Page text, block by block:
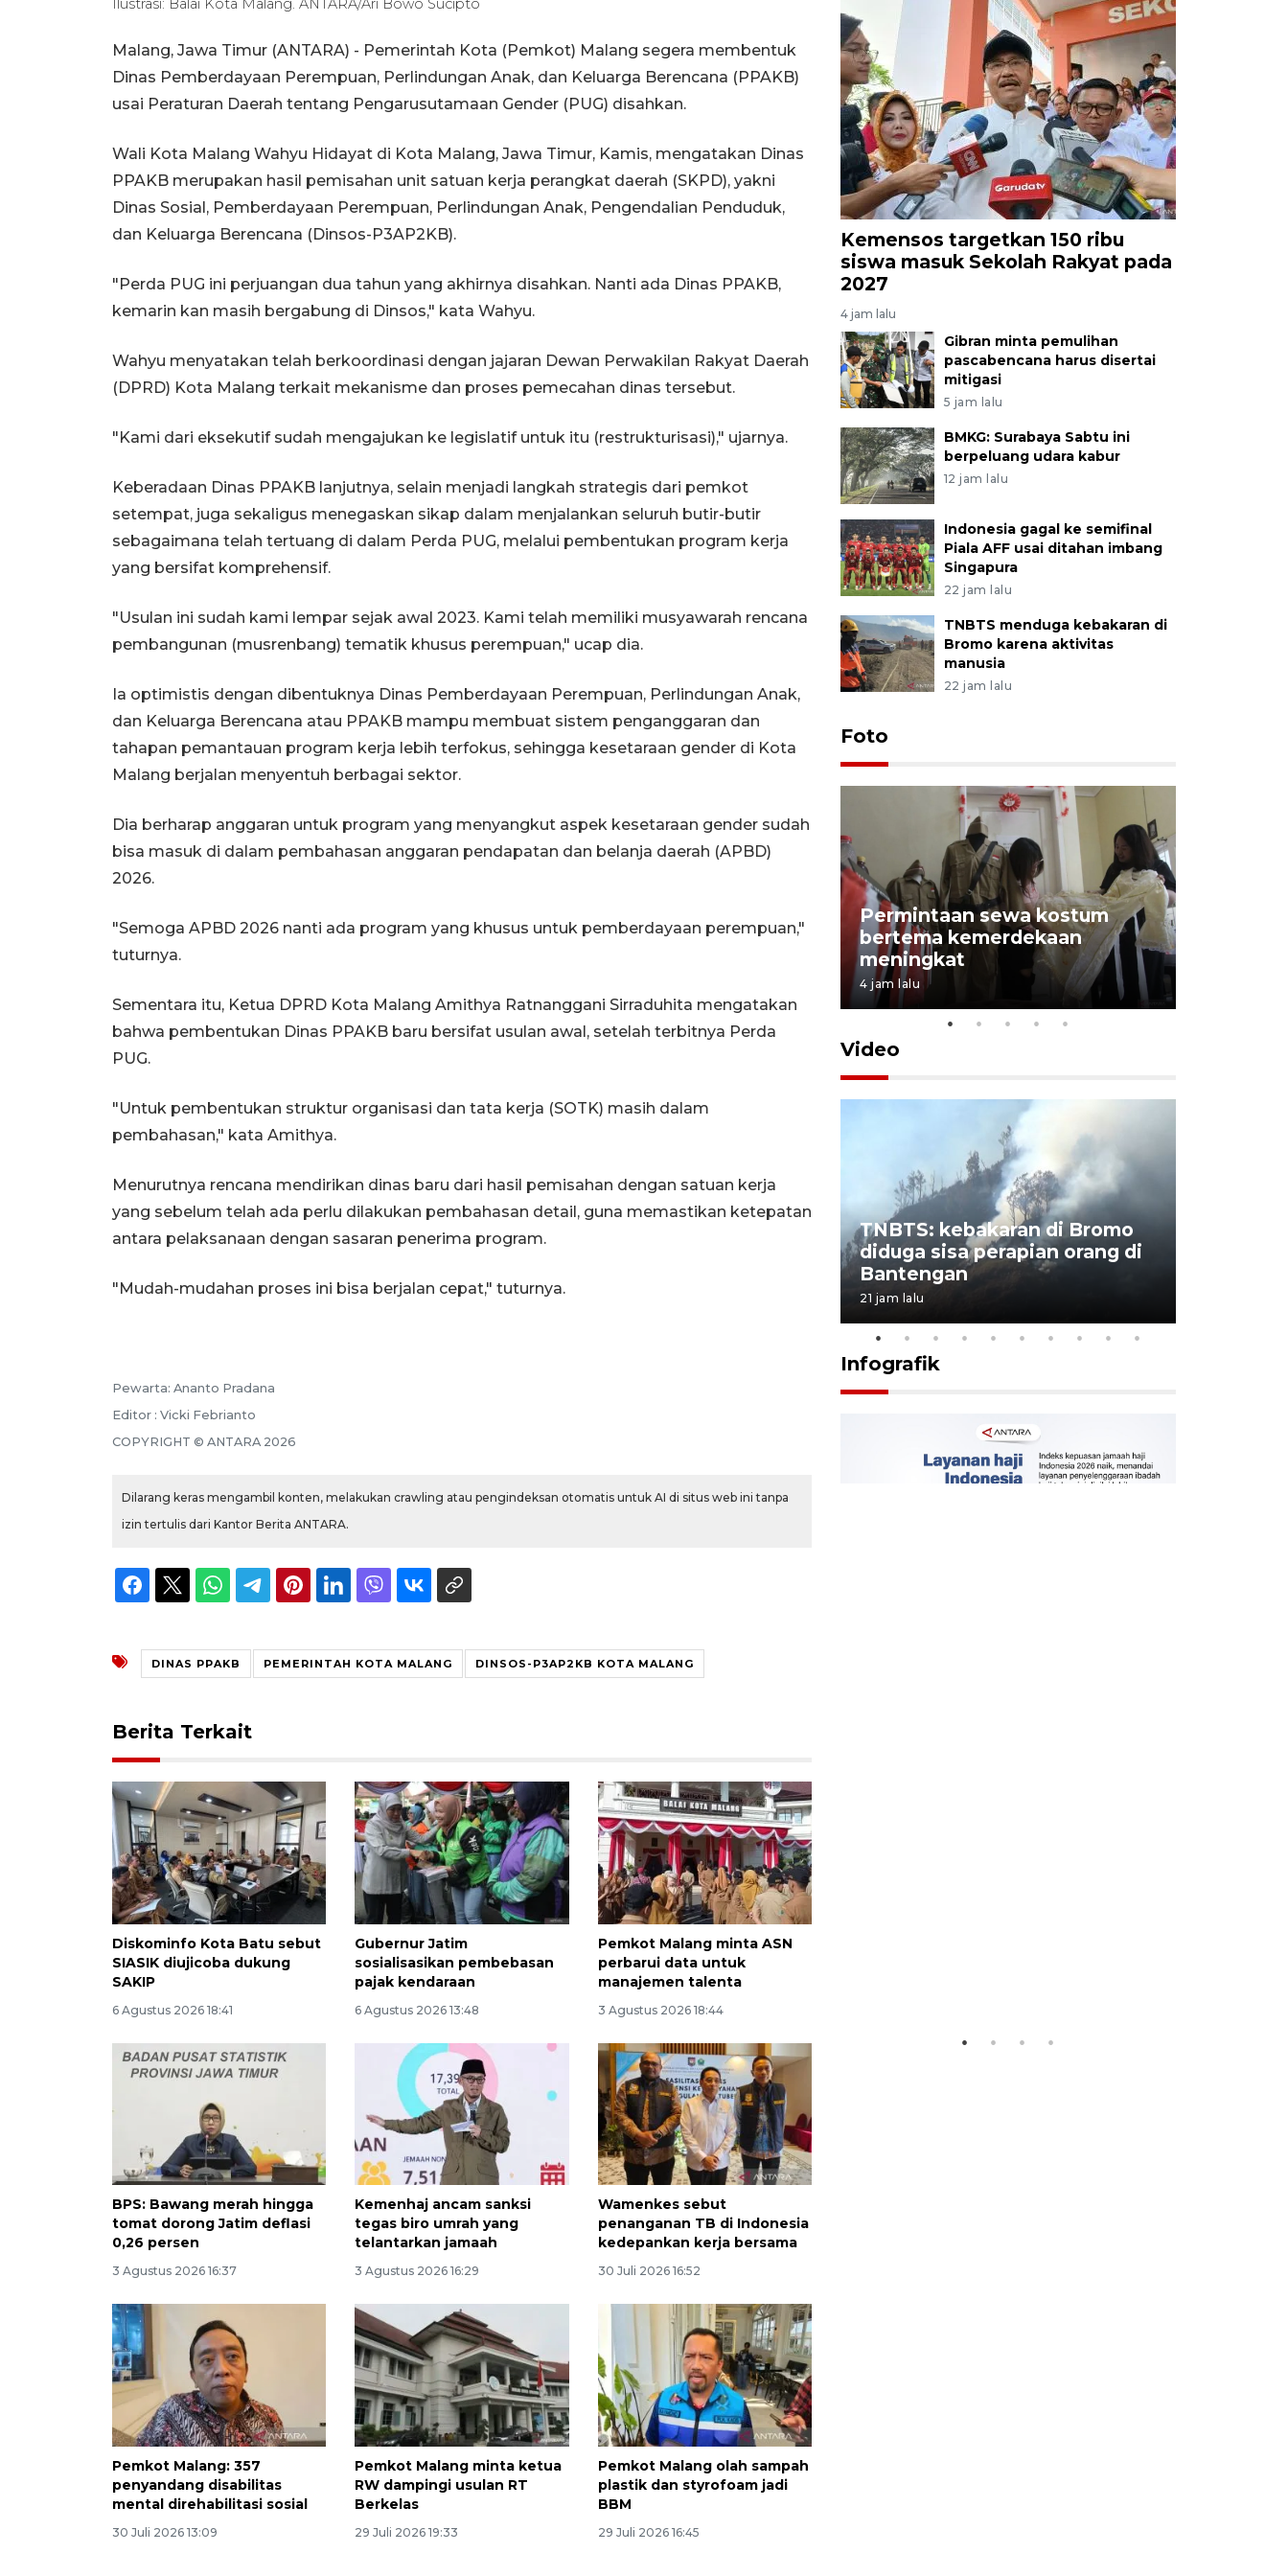
Ilustrasi: Balai Kota Malang. ANTARA/Ari Bowo Sucipto
Malang, Jawa Timur (ANTARA) - Pemerintah Kota (Pemkot) Malang segera membentuk
Dinas Pemberdayaan Perempuan, Perlindungan Anak, dan Keluarga Berencana (PPAKB)
usai Peraturan Daerah tentang Pengarusutamaan Gender (PUG) disahkan.
Wali Kota Malang Wahyu Hidayat di Kota Malang, Jawa Timur, Kamis, mengatakan Dinas
PPAKB merupakan hasil pemisahan unit satuan kerja perangkat daerah (SKPD), yakni
Dinas Sosial, Pemberdayaan Perempuan, Perlindungan Anak, Pengendalian Penduduk,
dan Keluarga Berencana (Dinsos-P3AP2KB).
"Perda PUG ini perjuangan dua tahun yang akhirnya disahkan. Nanti ada Dinas PPAKB,
kemarin kan masih bergabung di Dinsos," kata Wahyu.
Wahyu menyatakan telah berkoordinasi dengan jajaran Dewan Perwakilan Rakyat Daerah
(DPRD) Kota Malang terkait mekanisme dan proses pemecahan dinas tersebut.
"Kami dari eksekutif sudah mengajukan ke legislatif untuk itu (restrukturisasi)," ujarnya.
Keberadaan Dinas PPAKB lanjutnya, selain menjadi langkah strategis dari pemkot
setempat, juga sekaligus menegaskan sikap dalam menjalankan seluruh butir-butir
sebagaimana telah tertuang di dalam Perda PUG, melalui pembentukan program kerja
yang bersifat komprehensif.
"Usulan ini sudah kami lempar sejak awal 2023. Kami telah memiliki musyawarah rencana
pembangunan (musrenbang) tematik khusus perempuan," ucap dia.
Ia optimistis dengan dibentuknya Dinas Pemberdayaan Perempuan, Perlindungan Anak,
dan Keluarga Berencana atau PPAKB mampu membuat sistem penganggaran dan
tahapan pemantauan program kerja lebih terfokus, sehingga kesetaraan gender di Kota
Malang berjalan menyentuh berbagai sektor.
Dia berharap anggaran untuk program yang menyangkut aspek kesetaraan gender sudah
bisa masuk di dalam pembahasan anggaran pendapatan dan belanja daerah (APBD)
2026.
"Semoga APBD 2026 nanti ada program yang khusus untuk pemberdayaan perempuan,"
tuturnya.
Sementara itu, Ketua DPRD Kota Malang Amithya Ratnanggani Sirraduhita mengatakan
bahwa pembentukan Dinas PPAKB baru bersifat usulan awal, setelah terbitnya Perda
PUG.
"Untuk pembentukan struktur organisasi dan tata kerja (SOTK) masih dalam
pembahasan," kata Amithya.
Menurutnya rencana mendirikan dinas baru dari hasil pemisahan dengan satuan kerja
yang sebelum telah ada perlu dilakukan pembahasan detail, guna memastikan ketepatan
antara pelaksanaan dengan sasaran penerima program.
"Mudah-mudahan proses ini bisa berjalan cepat," tuturnya.
Pewarta: Ananto Pradana
Editor : Vicki Febrianto
COPYRIGHT © ANTARA 2026
Dilarang keras mengambil konten, melakukan crawling atau pengindeksan otomatis untuk AI di situs web ini tanpa
izin tertulis dari Kantor Berita ANTARA.
DINAS PPAKB PEMERINTAH KOTA MALANG DINSOS-P3AP2KB KOTA MALANG
Berita Terkait
Diskominfo Kota Batu sebut
SIASIK diujicoba dukung
SAKIP
6 Agustus 2026 18:41
Gubernur Jatim
sosialisasikan pembebasan
pajak kendaraan
6 Agustus 2026 13:48
Pemkot Malang minta ASN
perbarui data untuk
manajemen talenta
3 Agustus 2026 18:44
BPS: Bawang merah hingga
tomat dorong Jatim deflasi
0,26 persen
3 Agustus 2026 16:37
Kemenhaj ancam sanksi
tegas biro umrah yang
telantarkan jamaah
3 Agustus 2026 16:29
Wamenkes sebut
penanganan TB di Indonesia
kedepankan kerja bersama
30 Juli 2026 16:52
Pemkot Malang: 357
penyandang disabilitas
mental direhabilitasi sosial
30 Juli 2026 13:09
Pemkot Malang minta ketua
RW dampingi usulan RT
Berkelas
29 Juli 2026 19:33
Pemkot Malang olah sampah
plastik dan styrofoam jadi
BBM
29 Juli 2026 16:45
Kemensos targetkan 150 ribu
siswa masuk Sekolah Rakyat pada
2027
4 jam lalu
Gibran minta pemulihan
pascabencana harus disertai
mitigasi
5 jam lalu
BMKG: Surabaya Sabtu ini
berpeluang udara kabur
12 jam lalu
Indonesia gagal ke semifinal
Piala AFF usai ditahan imbang
Singapura
22 jam lalu
TNBTS menduga kebakaran di
Bromo karena aktivitas
manusia
22 jam lalu
Foto
Penguatan struktur jembatan
Permintaan sewa kostum
bertema kemerdekaan
meningkat
4 jam lalu
Video
Water Spray" bantu padamkan
6 Agustus 2026 18:23
TNBTS: kebakaran di Bromo
diduga sisa perapian orang di
Bantengan
21 jam lalu
Infografik
160 ribu sambungan baru
jaringan gas 2026
2026-08-07 18:00:00